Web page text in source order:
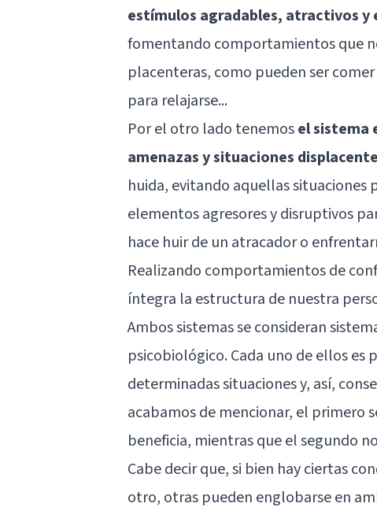
estímulos agradables, atractivos
fomentando comportamientos que
placenteras, como pueden ser
para relajarse...
Por el otro lado tenemosel sistema
amenazas y situaciones
huida, evitando aquellas situaciones
elementos agresores y disruptivos
hace huir de un atracador o
Realizando comportamientos de
íntegra la estructura de nuestra
Ambos sistemas se consideran
psicobiológico. Cada uno de ellos
determinadas situaciones y, así,
acabamos de mencionar, el primero
beneficia, mientras que el segundo
Cabe decir que, si bien hay ciertas
otro, otras pueden englobarse en